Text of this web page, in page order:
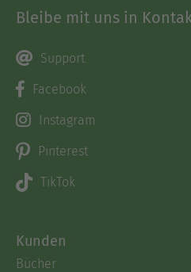
Bleibe mit uns in
Support
Facebook
Instagram
Pinterest
TikTok
Kunden
Bücher